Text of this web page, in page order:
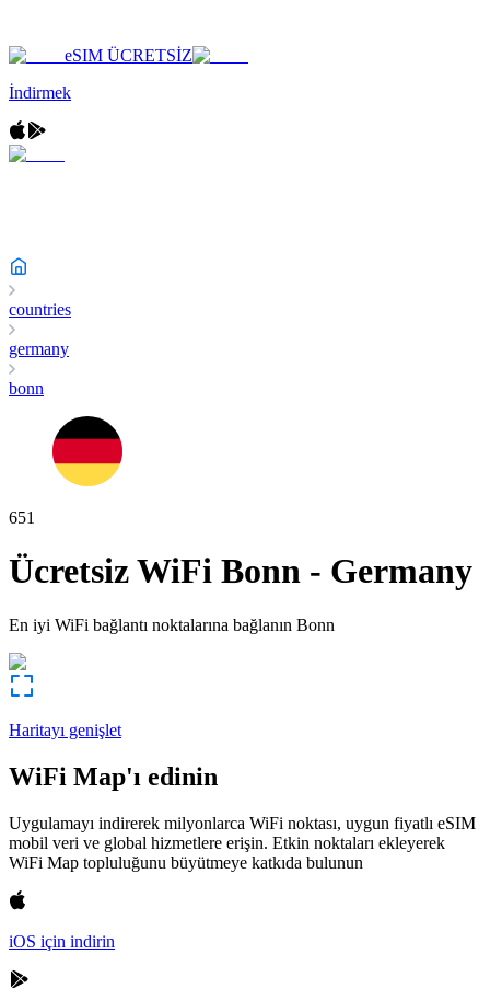
eSIM ÜCRETSİZ
İndirmek
countries
germany
bonn
651
Ücretsiz WiFi Bonn - Germany
En iyi WiFi bağlantı noktalarına bağlanın Bonn
Haritayı genişlet
WiFi Map'ı edinin
Uygulamayı indirerek milyonlarca WiFi noktası, uygun fiyatlı eSIM
mobil veri ve global hizmetlere erişin. Etkin noktaları ekleyerek
WiFi Map topluluğunu büyütmeye katkıda bulunun
iOS için indirin